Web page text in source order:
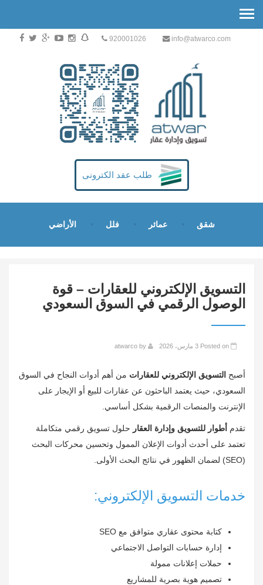
920001026 info@atwarco.com
طلب عقد الكترونى
شقق عمائر فلل الأراضي
التسويق الإلكتروني للعقارات – قوة
الوصول الرقمي في السوق السعودي
3 مارس، 2026 atwarco
أصبح التسويق الإلكتروني للعقارات من أهم أدوات النجاح في السوق
السعودي، حيث يعتمد الباحثون عن عقارات للبيع أو الإيجار على
الإنترنت والمنصات الرقمية بشكل أساسي.
تقدم أطوار للتسويق وإدارة العقار حلول تسويق رقمي متكاملة
تعتمد على أحدث أدوات الإعلان الممول وتحسين محركات البحث
(SEO) لضمان الظهور في نتائج البحث الأولى.
خدمات التسويق الإلكتروني:
كتابة محتوى عقاري متوافق مع SEO
إدارة حسابات التواصل الاجتماعي
حملات إعلانات ممولة
تصميم هوية بصرية للمشاريع